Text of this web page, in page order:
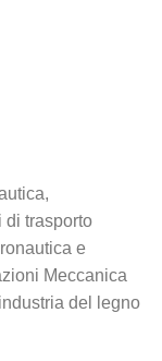
di trasporto
e
Meccanica
del legno